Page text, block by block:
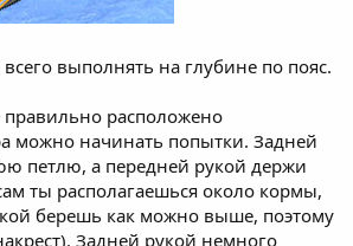
выполнять на глубине по пояс.
правильно расположено
можно начинать попытки. Задней
петлю, а передней рукой держи
ты располагаешься около кормы,
берешь как можно выше, поэтому
Задней рукой немного